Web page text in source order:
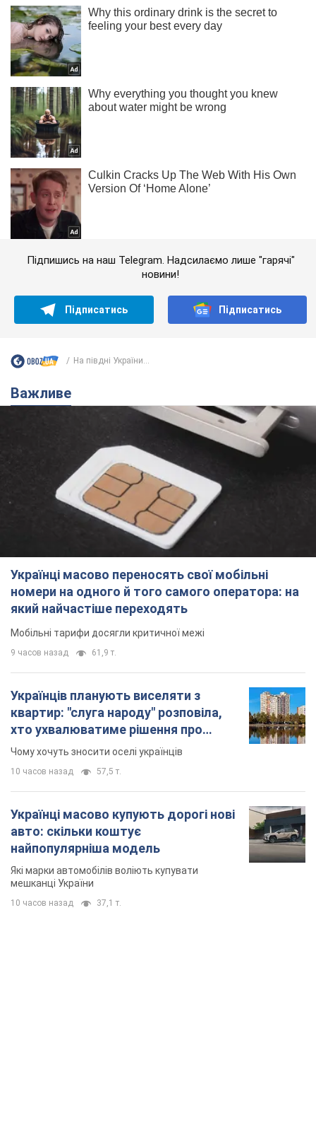
Підпишись на наш Telegram. Надсилаємо лише "гарячі"
новини!
Підписатись Підписатись
На півдні України...
Важливе
Українці масово переносять свої мобільні
номери на одного й того самого оператора: на
який найчастіше переходять
Мобільні тарифи досягли критичної межі
9 часов назад 61,9 т.
Українців планують виселяти з
квартир: "слуга народу" розповіла,
хто ухвалюватиме рішення про
знесення будинків
Чому хочуть зносити оселі українців
10 часов назад 57,5 т.
Українці масово купують дорогі нові
авто: скільки коштує
найпопулярніша модель
Які марки автомобілів воліють купувати
мешканці України
10 часов назад 37,1 т.